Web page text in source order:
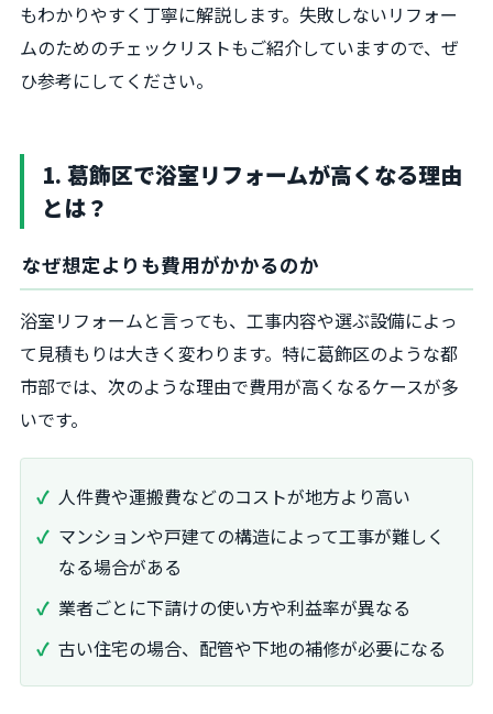
もわかりやすく丁寧に解説します。失敗しないリフォー
ムのためのチェックリストもご紹介していますので、ぜ
ひ参考にしてください。
1. 葛飾区で浴室リフォームが高くなる理由
とは？
なぜ想定よりも費用がかかるのか
浴室リフォームと言っても、工事内容や選ぶ設備によっ
て見積もりは大きく変わります。特に葛飾区のような都
市部では、次のような理由で費用が高くなるケースが多
いです。
人件費や運搬費などのコストが地方より高い
マンションや戸建ての構造によって工事が難しく
なる場合がある
業者ごとに下請けの使い方や利益率が異なる
古い住宅の場合、配管や下地の補修が必要になる